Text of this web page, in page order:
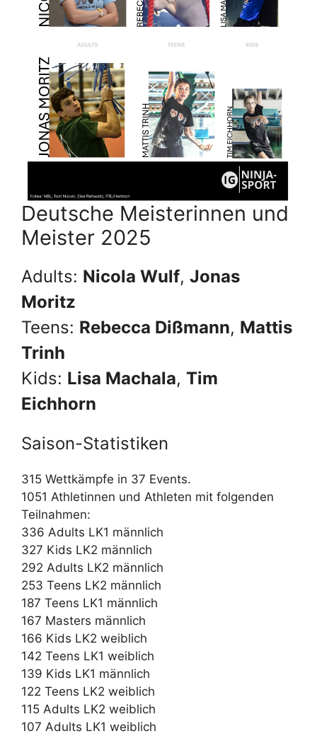
Deutsche Meisterinnen und
Meister 2025
Adults: Nicola Wulf, Jonas
Moritz
Teens: Rebecca Dißmann, Mattis
Trinh
Kids: Lisa Machala, Tim
Eichhorn
Saison-Statistiken
315 Wettkämpfe in 37 Events.
1051 Athletinnen und Athleten mit folgenden
Teilnahmen:
336 Adults LK1 männlich
327 Kids LK2 männlich
292 Adults LK2 männlich
253 Teens LK2 männlich
187 Teens LK1 männlich
167 Masters männlich
166 Kids LK2 weiblich
142 Teens LK1 weiblich
139 Kids LK1 männlich
122 Teens LK2 weiblich
115 Adults LK2 weiblich
107 Adults LK1 weiblich